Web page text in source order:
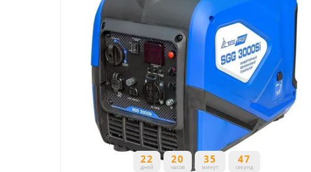
22
дней
20
часов
35
минут
46
секунд